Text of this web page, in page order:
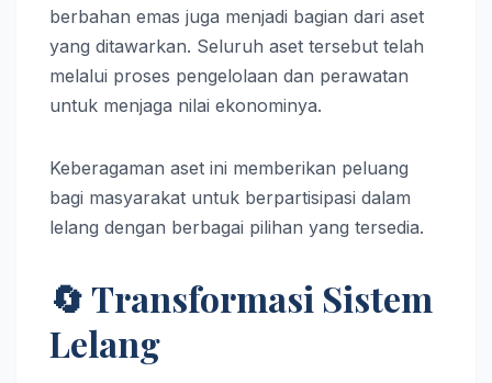
berbahan emas juga menjadi bagian dari aset
yang ditawarkan. Seluruh aset tersebut telah
melalui proses pengelolaan dan perawatan
untuk menjaga nilai ekonominya.
Keberagaman aset ini memberikan peluang
bagi masyarakat untuk berpartisipasi dalam
lelang dengan berbagai pilihan yang tersedia.
🔄 Transformasi Sistem
Lelang